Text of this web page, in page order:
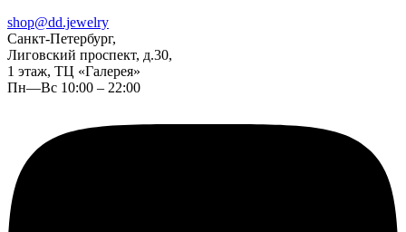
shop@dd.jewelry
Санкт-Петербург,
Лиговский проспект, д.30,
1 этаж, ТЦ «Галерея»
Пн—Вс 10:00 – 22:00